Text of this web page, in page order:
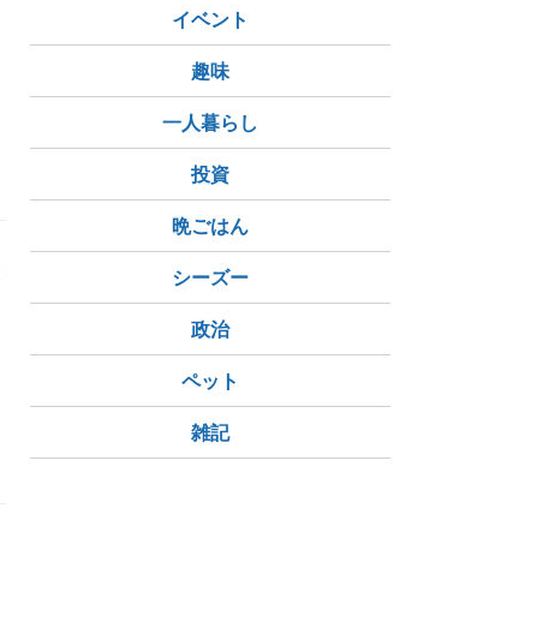
イベント
趣味
一人暮らし
投資
晩ごはん
シーズー
政治
ペット
雑記